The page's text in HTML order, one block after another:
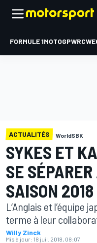
FORMULE 1MOTOGPWRC
ACTUALITÉS WorldSBK
SYKES ET
SE
SAISON 2018
L’Anglais et l’équipe
terme à leur
Willy Zinck
Mis à jour: 18 juil. 2018, 08:07